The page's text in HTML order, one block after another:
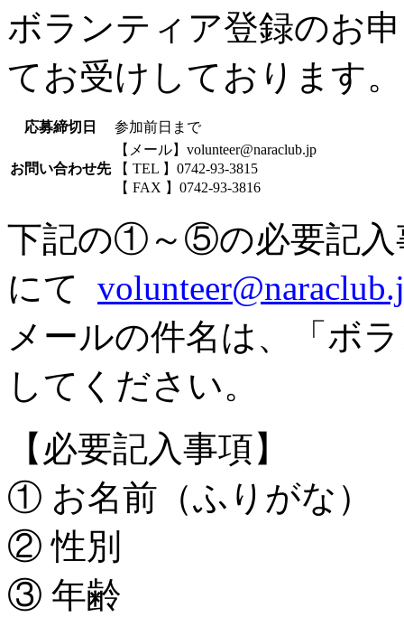
ボランティア登録のお
てお受けしております。
応募締切日 参加前日まで
お問い合わせ先
【メール】volunteer@naraclub.jp
【 TEL 】0742-93-3815
【 FAX 】0742-93-3816
下記の①～⑤の必要記入
にて
メールの件名は、「ボ
してください。
【必要記入事項】
① お名前（ふりがな）
② 性別
③ 年齢